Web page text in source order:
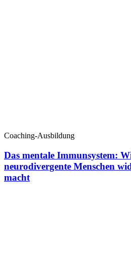
Coaching-Ausbildung
Das mentale Immunsystem:
neurodivergente Menschen
macht